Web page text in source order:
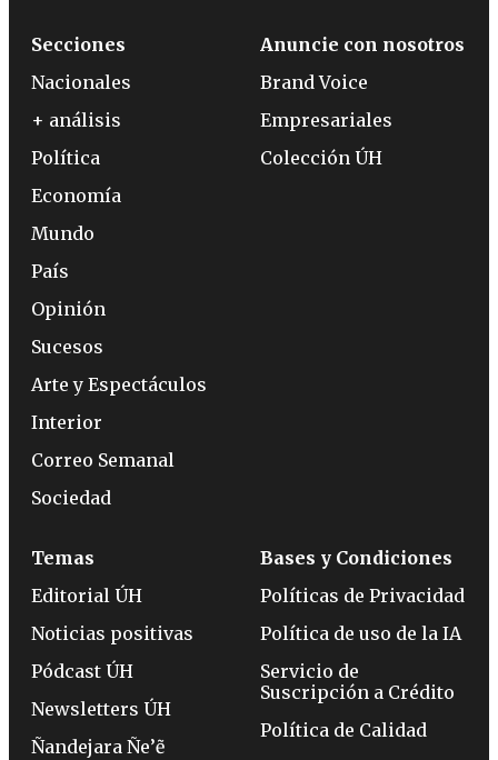
Secciones
Nacionales
+ análisis
Política
Economía
Mundo
País
Opinión
Sucesos
Arte y Espectáculos
Interior
Correo Semanal
Sociedad
Anuncie con nosotros
Brand Voice
Empresariales
Colección ÚH
Temas
Editorial ÚH
Noticias positivas
Pódcast ÚH
Newsletters ÚH
Ñandejara Ñe’ẽ
Bases y Condiciones
Políticas de Privacidad
Política de uso de la IA
Servicio de
Suscripción a Crédito
Política de Calidad